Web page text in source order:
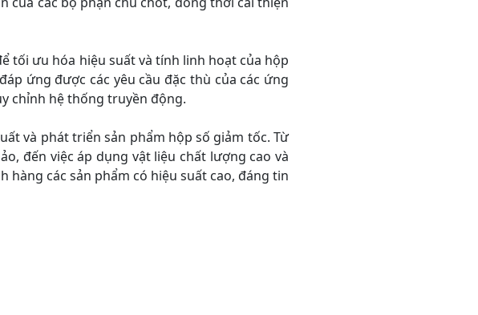
tối ưu hóa hiệu suất và tính linh hoạt của hộp
ứng được các yêu cầu đặc thù của các ứng
chỉnh hệ thống truyền động.
và phát triển sản phẩm hộp số giảm tốc. Từ
đến việc áp dụng vật liệu chất lượng cao và
các sản phẩm có hiệu suất cao, đáng tin